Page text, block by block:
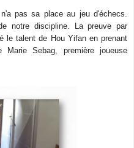
pas sa place au jeu d'échecs.
notre discipline. La preuve par
le talent de Hou Yifan en prenant
Marie Sebag, première joueuse